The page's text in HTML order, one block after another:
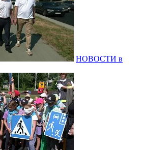
НОВОСТИ в